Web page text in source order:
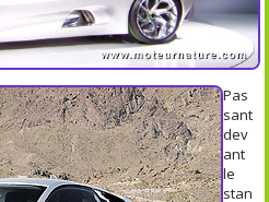
Pas
sant
dev
ant
le
stan